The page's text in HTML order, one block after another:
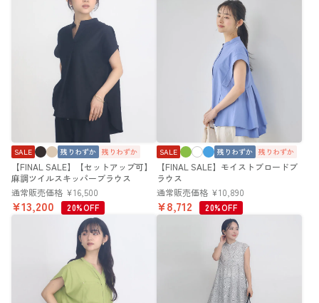
【FINAL SALE】【セットアップ可】
麻調ツイルスキッパーブラウス
SALE 残りわずか 残りわずか
通常販売価格 ¥16,500
¥13,200 20%OFF
【FINAL SALE】モイストブロードブ
ラウス
SALE 残りわずか 残りわずか
通常販売価格 ¥10,890
¥8,712 20%OFF